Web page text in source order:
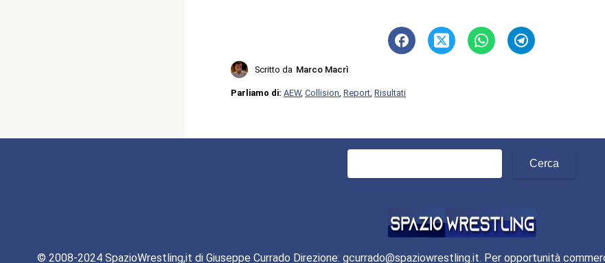
Scritto da Marco Macrì
Parliamo di: AEW, Collision Report Risultati
Ricerca
© 2008-2024 SpazioWrestling,it di Giuseppe Currado Direzione: gcurrado@spaziowrestling.it. Per opportunità